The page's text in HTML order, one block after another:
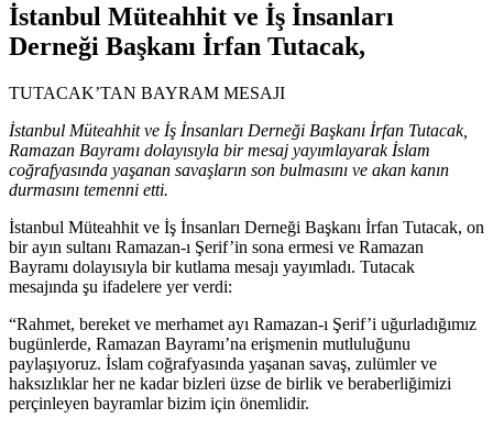
İstanbul Müteahhit ve İş İnsanları
Derneği Başkanı İrfan Tutacak,
TUTACAK’TAN BAYRAM MESAJI
İstanbul Müteahhit ve İş İnsanları Derneği Başkanı İrfan Tutacak,
Ramazan Bayramı dolayısıyla bir mesaj yayımlayarak İslam
coğrafyasında yaşanan savaşların son bulmasını ve akan kanın
durmasını temenni etti.
İstanbul Müteahhit ve İş İnsanları Derneği Başkanı İrfan Tutacak, on
bir ayın sultanı Ramazan-ı Şerif’in sona ermesi ve Ramazan
Bayramı dolayısıyla bir kutlama mesajı yayımladı. Tutacak
mesajında şu ifadelere yer verdi:
“Rahmet, bereket ve merhamet ayı Ramazan-ı Şerif’i uğurladığımız
bugünlerde, Ramazan Bayramı’na erişmenin mutluluğunu
paylaşıyoruz. İslam coğrafyasında yaşanan savaş, zulümler ve
haksızlıklar her ne kadar bizleri üzse de birlik ve beraberliğimizi
perçinleyen bayramlar bizim için önemlidir.